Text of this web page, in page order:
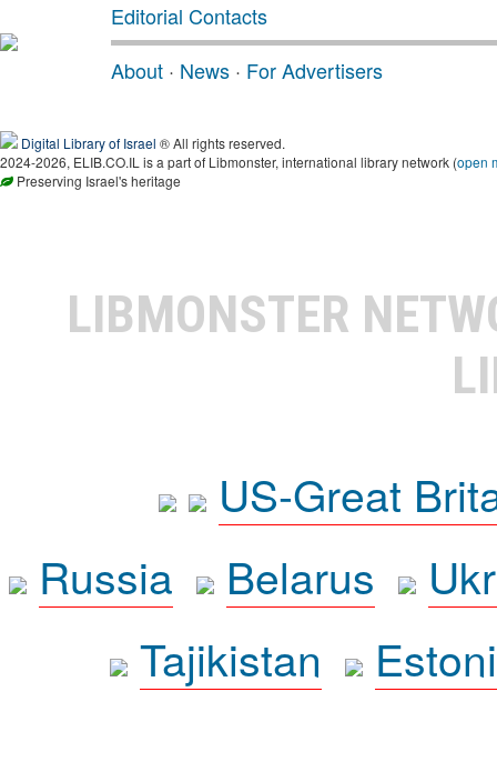
Editorial Contacts
About · News · For Advertisers
Digital Library of Israel ® All rights reserved.
2024-2026, ELIB.CO.IL is a part of Libmonster, international library network (open
Preserving Israel's heritage
LIBMONSTER
US-Great
Russia
Belarus
Tajikistan